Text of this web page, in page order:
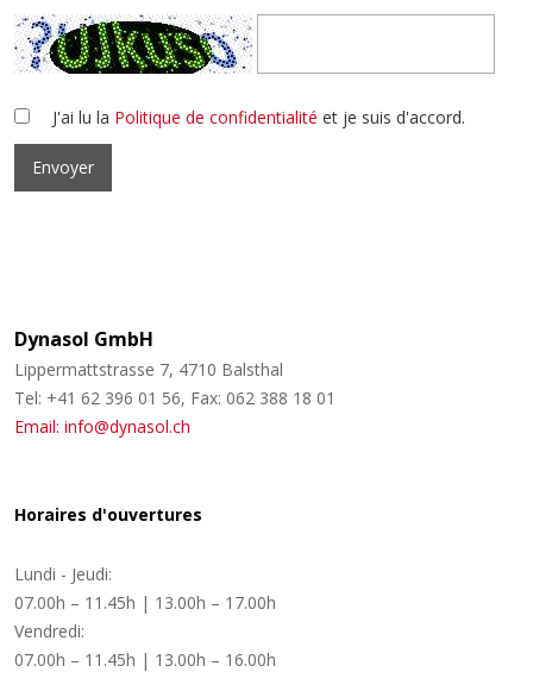
J'ai lu la Politique de confidentialité et je suis d'accord.
Dynasol GmbH
Lippermattstrasse 7, 4710 Balsthal
Tel: +41 62 396 01 56, Fax: 062 388 18 01
Email: info@dynasol.ch
Horaires d'ouvertures
Lundi - Jeudi:
07.00h – 11.45h | 13.00h – 17.00h
Vendredi:
07.00h – 11.45h | 13.00h – 16.00h